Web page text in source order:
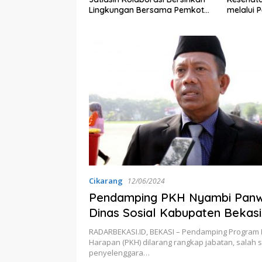
Lingkungan Bersama Pemkot
melalui
Cikarang 12/06/2024
Pendamping PKH Nyambi
Dinas Sosial Kabupaten Bekasi
Tindaklanjuti
RADARBEKASI.ID, BEKASI – Pendamping
Harapan (PKH) dilarang rangkap jabatan, salah
penyelenggara…